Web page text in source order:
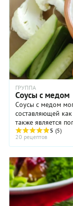
ГРУППА
Соусы с медом
Соусы с медом
составляющей как к сладким блюдам, так и с несладким. Мед
также является
самая известная из
5 (5)
20 рецептов